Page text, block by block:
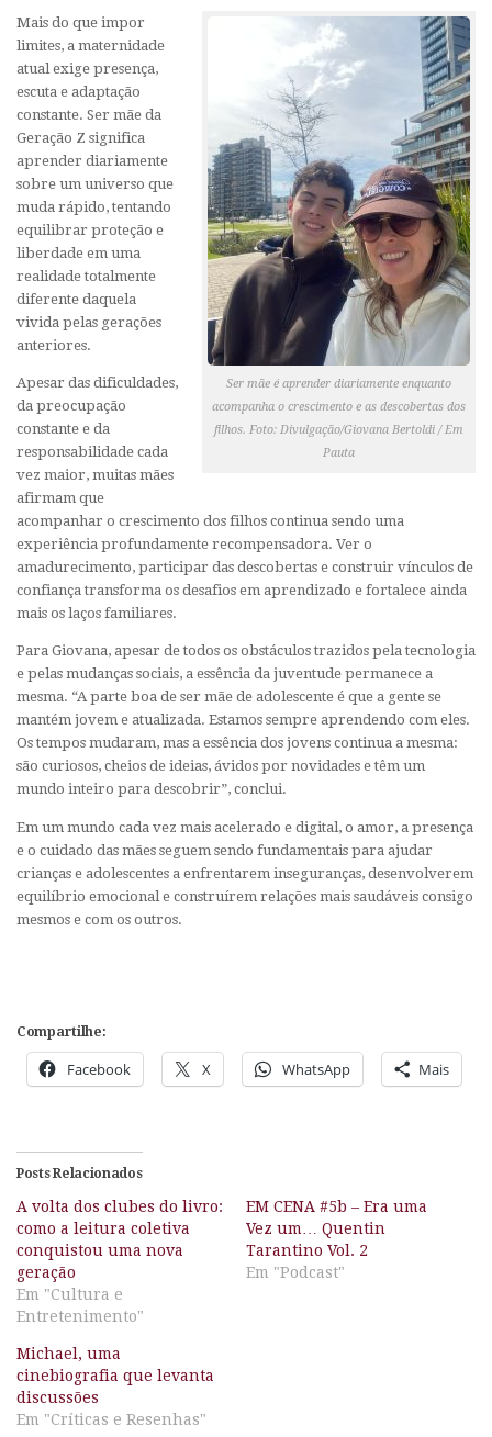
Ser mãe é aprender diariamente enquanto
acompanha o crescimento e as descobertas dos
filhos. Foto: Divulgação/Giovana Bertoldi / Em
Pauta
Mais do que impor
limites, a maternidade
atual exige presença,
escuta e adaptação
constante. Ser mãe da
Geração Z significa
aprender diariamente
sobre um universo que
muda rápido, tentando
equilibrar proteção e
liberdade em uma
realidade totalmente
diferente daquela
vivida pelas gerações
anteriores.
Apesar das dificuldades,
da preocupação
constante e da
responsabilidade cada
vez maior, muitas mães
afirmam que
acompanhar o crescimento dos filhos continua sendo uma
experiência profundamente recompensadora. Ver o
amadurecimento, participar das descobertas e construir vínculos de
confiança transforma os desafios em aprendizado e fortalece ainda
mais os laços familiares.
Para Giovana, apesar de todos os obstáculos trazidos pela tecnologia
e pelas mudanças sociais, a essência da juventude permanece a
mesma. “A parte boa de ser mãe de adolescente é que a gente se
mantém jovem e atualizada. Estamos sempre aprendendo com eles.
Os tempos mudaram, mas a essência dos jovens continua a mesma:
são curiosos, cheios de ideias, ávidos por novidades e têm um
mundo inteiro para descobrir”, conclui.
Em um mundo cada vez mais acelerado e digital, o amor, a presença
e o cuidado das mães seguem sendo fundamentais para ajudar
crianças e adolescentes a enfrentarem inseguranças, desenvolverem
equilíbrio emocional e construírem relações mais saudáveis consigo
mesmos e com os outros.
Compartilhe:
Facebook X WhatsApp Mais
Posts Relacionados
A volta dos clubes do livro:
como a leitura coletiva
conquistou uma nova
geração
Em "Cultura e
Entretenimento"
EM CENA #5b – Era uma
Vez um… Quentin
Tarantino Vol. 2
Em "Podcast"
Michael, uma
cinebiografia que levanta
discussões
Em "Críticas e Resenhas"